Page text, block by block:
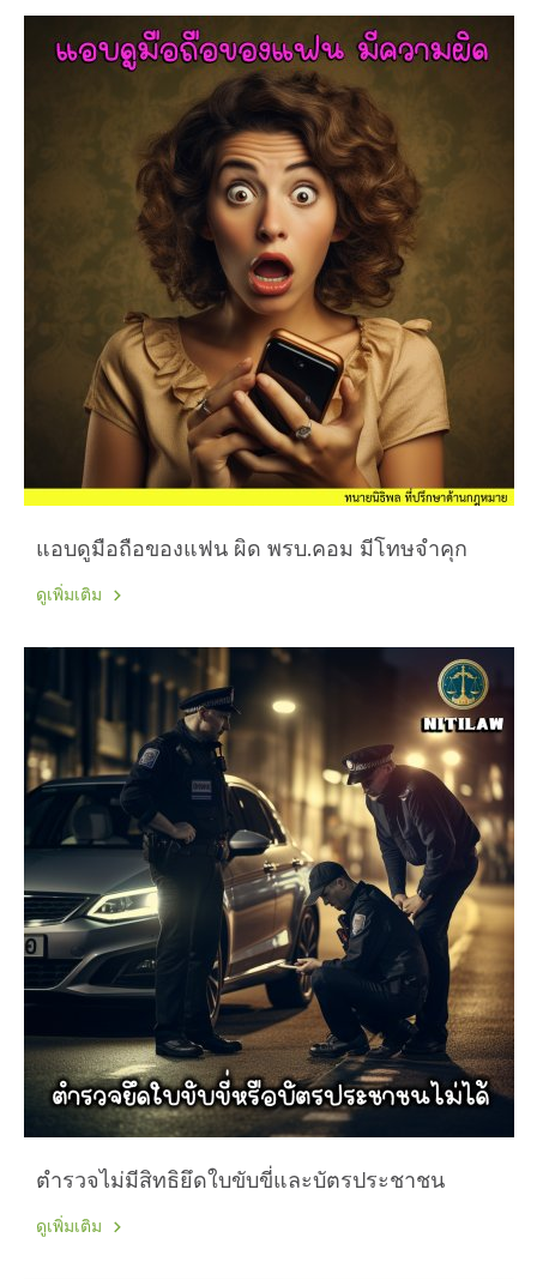
แอบดูมือถือของแฟน ผิด พรบ.คอม มีโทษจำคุก
ดูเพิ่มเติม
ตำรวจไม่มีสิทธิยึดใบขับขี่และบัตรประชาชน
ดูเพิ่มเติม